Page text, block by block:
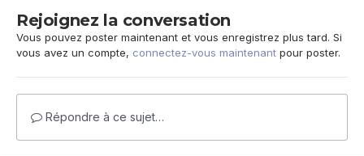
Rejoignez la conversation
Vous pouvez poster maintenant et vous enregistrez plus tard. Si
vous avez un compte, connectez-vous maintenant pour poster.
Répondre à ce sujet…